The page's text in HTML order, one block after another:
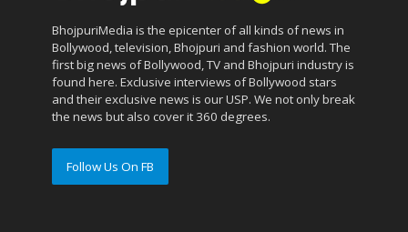
BhojpuriMedia is the epicenter of all kinds of news in
Bollywood, television, Bhojpuri and fashion world. The
first big news of Bollywood, TV and Bhojpuri industry is
found here. Exclusive interviews of Bollywood stars
and their exclusive news is our USP. We not only break
the news but also cover it 360 degrees.
Follow Us On FB